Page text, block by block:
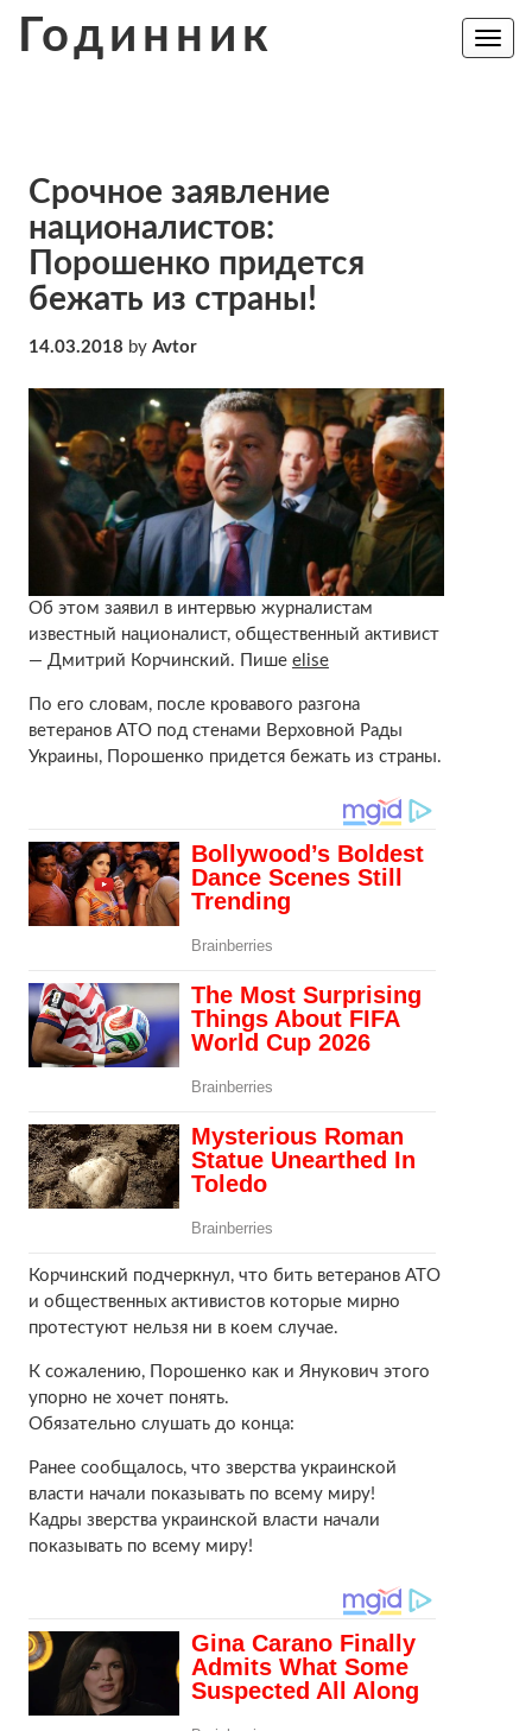
Годинник
Toggle
Срочное заявление
националистов:
Порошенко придется
бежать из страны!
14.03.2018 by Avtor
Об этом заявил в интервью журналистам
известный националист, общественный активист
— Дмитрий Корчинский. Пише elise
По его словам, после кровавого разгона
ветеранов АТО под стенами Верховной Рады
Украины, Порошенко придется бежать из страны.
Корчинский подчеркнул, что бить ветеранов АТО
и общественных активистов которые мирно
протестуют нельзя ни в коем случае.
К сожалению, Порошенко как и Янукович этого
упорно не хочет понять.
Обязательно слушать до конца:
Ранее сообщалось, что зверства украинской
власти начали показывать по всему миру!
Кадры зверства украинской власти начали
показывать по всему миру!